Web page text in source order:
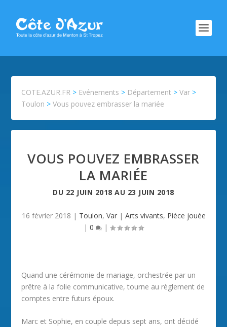
COTE.AZUR.FR > Evénements > Département >Var >
Toulon >Vous pouvez embrasser la mariée
VOUS POUVEZ EMBRASSER
LA MARIÉE
DU 22 JUIN 2018 AU 23 JUIN 2018
16 février 2018 | Toulon, Var| Arts vivants, Pièce jouée
| 0 |
Quand une cérémonie de mariage, orchestrée par un
prêtre à la folie communicative, tourne au règlement de
comptes entre futurs époux.
Marc et Sophie, en couple depuis sept ans, ont décidé